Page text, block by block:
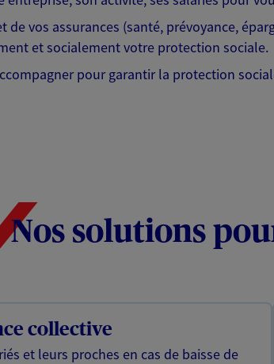
de vos assurances (santé, prévoyance,
et socialement votre protection sociale.
pour garantir la protection
Nos solutions
collective
et leurs proches en cas de baisse de